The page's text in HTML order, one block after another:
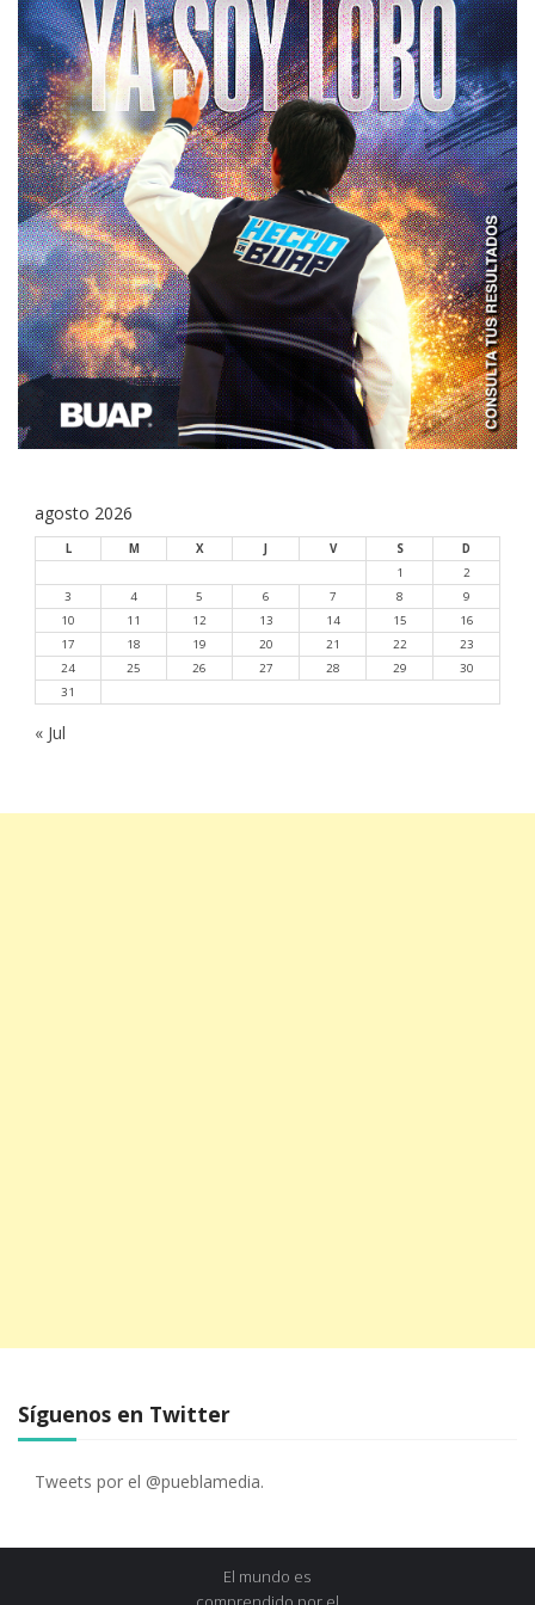
agosto 2026
L M X J V S
D
1
2
3
4 5 6 7 8
9
10
11 12 13 14 15
16
17
18 19 20 21 22
23
24
25 26 27 28 29
30
31
« Jul
Síguenos en Twitter
Tweets por el @pueblamedia.
El mundo es